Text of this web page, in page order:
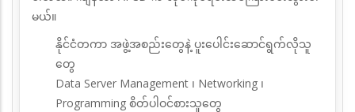
မယ်။
နိုင်ငံတကာ အဖွဲ့အစည်းတွေနဲ့ ပူးပေါင်းဆောင်ရွက်လိုသူ
တွေ
Data Server Management ၊ Networking ၊
Programming စိတ်ပါဝင်စားသူတွေ